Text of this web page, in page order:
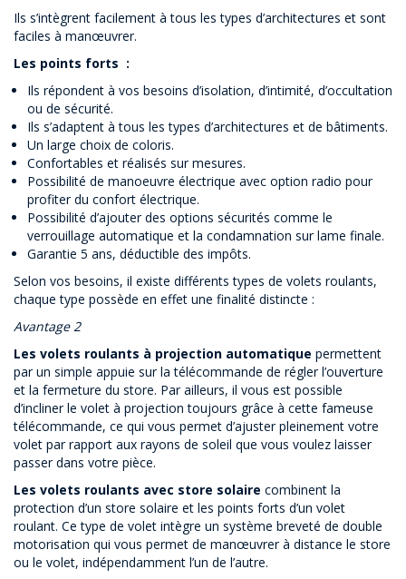
Ils s’intègrent facilement à tous les types d’architectures et sont
faciles à manœuvrer.
Les points forts :
Ils répondent à vos besoins d’isolation, d’intimité, d’occultation
ou de sécurité.
Ils s’adaptent à tous les types d’architectures et de bâtiments.
Un large choix de coloris.
Confortables et réalisés sur mesures.
Possibilité de manoeuvre électrique avec option radio pour
profiter du confort électrique.
Possibilité d’ajouter des options sécurités comme le
verrouillage automatique et la condamnation sur lame finale.
Garantie 5 ans, déductible des impôts.
Selon vos besoins, il existe différents types de volets roulants,
chaque type possède en effet une finalité distincte :
Avantage 2
Les volets roulants à projection automatique permettent
par un simple appuie sur la télécommande de régler l’ouverture
et la fermeture du store. Par ailleurs, il vous est possible
d’incliner le volet à projection toujours grâce à cette fameuse
télécommande, ce qui vous permet d’ajuster pleinement votre
volet par rapport aux rayons de soleil que vous voulez laisser
passer dans votre pièce.
Les volets roulants avec store solaire combinent la
protection d’un store solaire et les points forts d’un volet
roulant. Ce type de volet intègre un système breveté de double
motorisation qui vous permet de manœuvrer à distance le store
ou le volet, indépendamment l’un de l’autre.